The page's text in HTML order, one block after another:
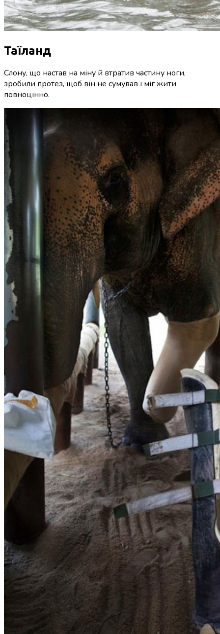
Таїланд
Слону, що настав на міну й втратив частину ноги,
зробили протез, щоб він не сумував і міг жити
повноцінно.